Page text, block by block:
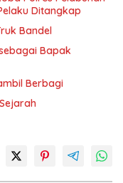
Ditangkap
Bandel
Bapak
Berbagi